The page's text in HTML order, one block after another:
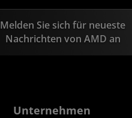
Melden Sie sich für neueste
Nachrichten von AMD an
Unternehmen